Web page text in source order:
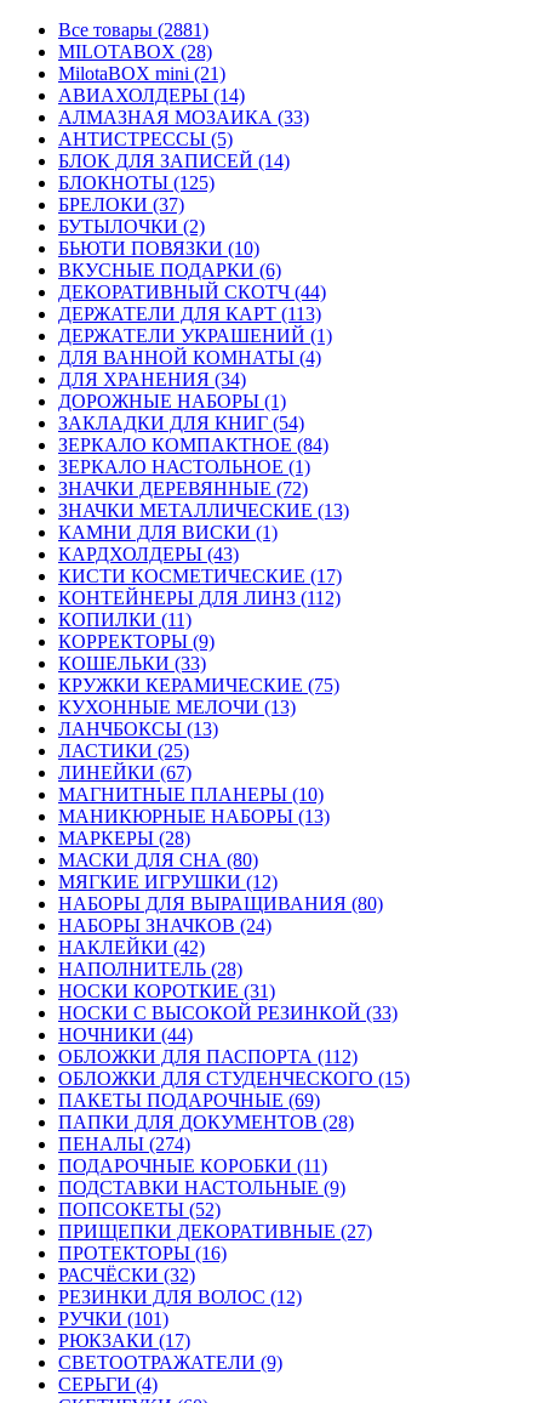
Все товары (2881)
MILOTABOX (28)
MilotaBOX mini (21)
АВИАХОЛДЕРЫ (14)
АЛМАЗНАЯ МОЗАИКА (33)
АНТИСТРЕССЫ (5)
БЛОК ДЛЯ ЗАПИСЕЙ (14)
БЛОКНОТЫ (125)
БРЕЛОКИ (37)
БУТЫЛОЧКИ (2)
БЬЮТИ ПОВЯЗКИ (10)
ВКУСНЫЕ ПОДАРКИ (6)
ДЕКОРАТИВНЫЙ СКОТЧ (44)
ДЕРЖАТЕЛИ ДЛЯ КАРТ (113)
ДЕРЖАТЕЛИ УКРАШЕНИЙ (1)
ДЛЯ ВАННОЙ КОМНАТЫ (4)
ДЛЯ ХРАНЕНИЯ (34)
ДОРОЖНЫЕ НАБОРЫ (1)
ЗАКЛАДКИ ДЛЯ КНИГ (54)
ЗЕРКАЛО КОМПАКТНОЕ (84)
ЗЕРКАЛО НАСТОЛЬНОЕ (1)
ЗНАЧКИ ДЕРЕВЯННЫЕ (72)
ЗНАЧКИ МЕТАЛЛИЧЕСКИЕ (13)
КАМНИ ДЛЯ ВИСКИ (1)
КАРДХОЛДЕРЫ (43)
КИСТИ КОСМЕТИЧЕСКИЕ (17)
КОНТЕЙНЕРЫ ДЛЯ ЛИНЗ (112)
КОПИЛКИ (11)
КОРРЕКТОРЫ (9)
КОШЕЛЬКИ (33)
КРУЖКИ КЕРАМИЧЕСКИЕ (75)
КУХОННЫЕ МЕЛОЧИ (13)
ЛАНЧБОКСЫ (13)
ЛАСТИКИ (25)
ЛИНЕЙКИ (67)
МАГНИТНЫЕ ПЛАНЕРЫ (10)
МАНИКЮРНЫЕ НАБОРЫ (13)
МАРКЕРЫ (28)
МАСКИ ДЛЯ СНА (80)
МЯГКИЕ ИГРУШКИ (12)
НАБОРЫ ДЛЯ ВЫРАЩИВАНИЯ (80)
НАБОРЫ ЗНАЧКОВ (24)
НАКЛЕЙКИ (42)
НАПОЛНИТЕЛЬ (28)
НОСКИ КОРОТКИЕ (31)
НОСКИ С ВЫСОКОЙ РЕЗИНКОЙ (33)
НОЧНИКИ (44)
ОБЛОЖКИ ДЛЯ ПАСПОРТА (112)
ОБЛОЖКИ ДЛЯ СТУДЕНЧЕСКОГО (15)
ПАКЕТЫ ПОДАРОЧНЫЕ (69)
ПАПКИ ДЛЯ ДОКУМЕНТОВ (28)
ПЕНАЛЫ (274)
ПОДАРОЧНЫЕ КОРОБКИ (11)
ПОДСТАВКИ НАСТОЛЬНЫЕ (9)
ПОПСОКЕТЫ (52)
ПРИЩЕПКИ ДЕКОРАТИВНЫЕ (27)
ПРОТЕКТОРЫ (16)
РАСЧЁСКИ (32)
РЕЗИНКИ ДЛЯ ВОЛОС (12)
РУЧКИ (101)
РЮКЗАКИ (17)
СВЕТООТРАЖАТЕЛИ (9)
СЕРЬГИ (4)